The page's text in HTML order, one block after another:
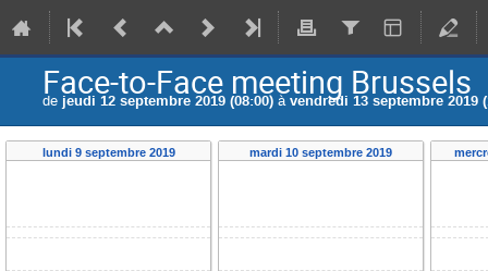
Face-to-Face meeting Brussels
de jeudi 12 septembre 2019 (08:00) àvendredi 13 septembre 2019
lundi 9 septembre 2019 mardi 10 septembre 2019